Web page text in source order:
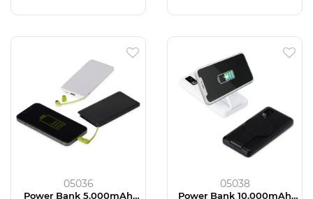
05036
Power Bank 5.000mAh
05038
Power Bank 10.000mAh